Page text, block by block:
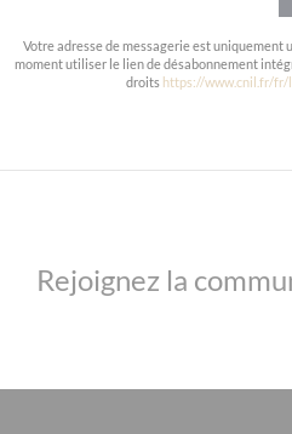
Votre adresse de messagerie est
moment utiliser le lien de désabonnement
droits https://www.cnil.fr/fr/
Rejoignez la